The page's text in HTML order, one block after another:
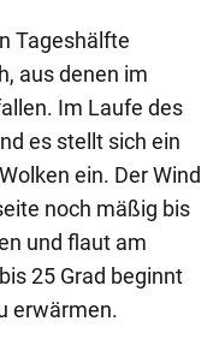
Tageshälfte
aus denen im
Im Laufe des
es stellt sich ein
ein. Der Wind
noch mäßig bis
und flaut am
25 Grad beginnt
erwärmen.